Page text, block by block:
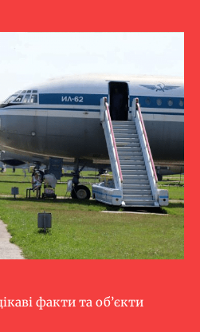
факти та об’єкти